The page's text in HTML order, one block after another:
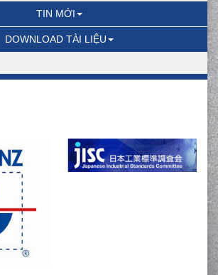
TIN MỚI
DOWNLOAD TÀI LIỆU